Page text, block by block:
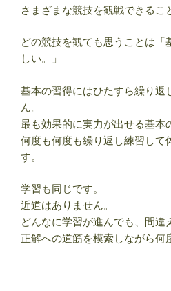
さまざまな競技を観戦できるこ
どの競技を観ても思うことは「
しい。」
基本の習得にはひたすら繰り返
ん。
最も効果的に実力が出せる基本
何度も何度も繰り返し練習して
す。
学習も同じです。
近道はありません。
どんなに学習が進んでも、間違
正解への道筋を模索しながら何